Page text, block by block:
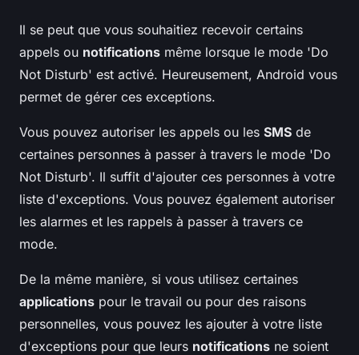
Il se peut que vous souhaitiez recevoir certains
appels ou notifications même lorsque le mode 'Do
Not Disturb' est activé. Heureusement, Android vous
permet de gérer ces exceptions.
Vous pouvez autoriser les appels ou les SMS de
certaines personnes à passer à travers le mode 'Do
Not Disturb'. Il suffit d'ajouter ces personnes à votre
liste d'exceptions. Vous pouvez également autoriser
les alarmes et les rappels à passer à travers ce
mode.
De la même manière, si vous utilisez certaines
applications pour le travail ou pour des raisons
personnelles, vous pouvez les ajouter à votre liste
d'exceptions pour que leurs notifications ne soient